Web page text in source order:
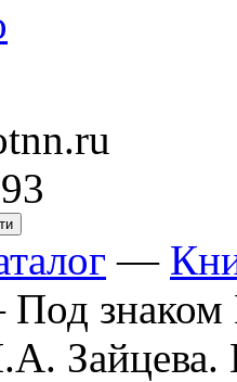
—
Под
Зайцева.